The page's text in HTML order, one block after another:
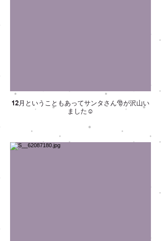
12月ということもあってサンタさん🎅が沢山い
ました☺️